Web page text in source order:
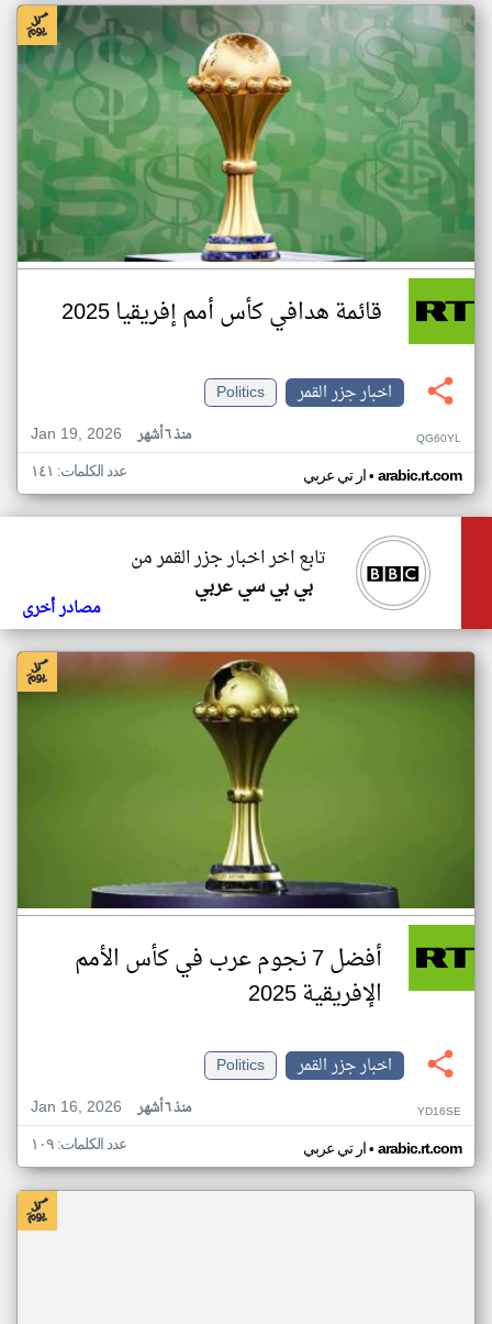
قائمة هدافي كأس أمم إفريقيا 2025
اخبار جزر القمر
Politics
Jan 19, 2026
منذ ٦ أشهر QG60YL
ار تي عربي• arabic.rt.com عدد الكلمات: ١٤١
تابع اخر اخبار جزر القمر من
بي بي سي عربي
مصادر أخرى
أفضل 7 نجوم عرب في كأس الأمم
الإفريقية 2025
اخبار جزر القمر
Politics
Jan 16, 2026
منذ ٦ أشهر YD16SE
ار تي عربي• arabic.rt.com عدد الكلمات: ١٠٩